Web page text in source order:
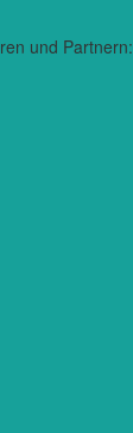
und Partnern: